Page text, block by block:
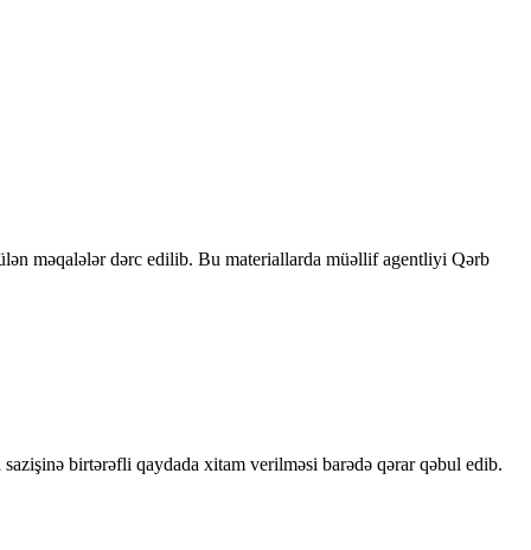
məqalələr dərc edilib. Bu materiallarda müəllif agentliyi Qərb
birtərəfli qaydada xitam verilməsi barədə qərar qəbul edib.